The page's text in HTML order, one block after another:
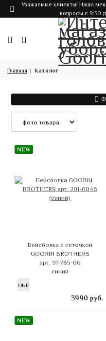
Уважаемые клиенты! Наши
вопросы с 9:30
Главная Каталог
NEW
Бейсболка с сеточкой
GOORIN BROTHERS
арт. 91-785-06
синий
ONE
3990 руб.
NEW